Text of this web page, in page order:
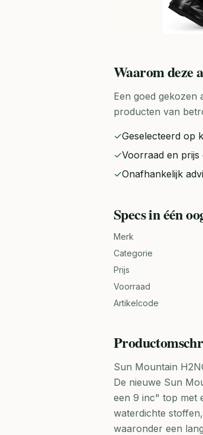
Waarom deze
Een goed gekozen
producten van
✓Geselecteerd op
✓Voorraad en
✓Onafhankelijk
Specs in één
Merk
Categorie
Prijs
Voorraad
Artikelcode
Sun Mountain
De nieuwe Sun
een 9 inc" top met
waterdichte
waaronder een